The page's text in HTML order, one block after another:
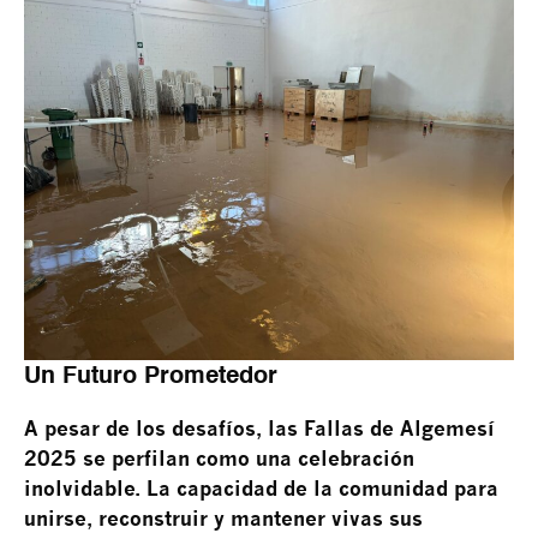
Un Futuro Prometedor
A pesar de los desafíos, las Fallas de Algemesí
2025 se perfilan como una celebración
inolvidable. La capacidad de la comunidad para
unirse, reconstruir y mantener vivas sus